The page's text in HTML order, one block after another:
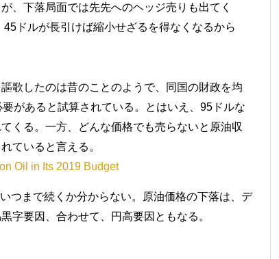
、下落局面では先先へのヘッジ売りも出てく
ドルが長引けば縮小せざるを得なくなるから
歌したのは昔のことのようで、同国の財政を均
があると試算されている。とはいえ、95ドルな
くる。一方、どんな価格でも売らないと原油収
ていると言える。
Oil in Its 2019 Budget
つまで続くか分からない。原油価格の下落は、デ
字要因、合わせて、円高要因ともなる。